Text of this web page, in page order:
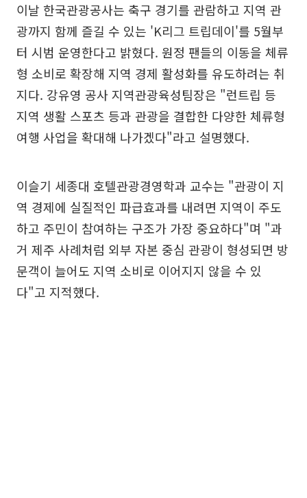
이날 한국관광공사는 축구 경기를 관람하고 지역 관
광까지 함께 즐길 수 있는 'K리그 트립데이'를 5월부
터 시범 운영한다고 밝혔다. 원정 팬들의 이동을 체류
형 소비로 확장해 지역 경제 활성화를 유도하려는 취
지다. 강유영 공사 지역관광육성팀장은 "런트립 등
지역 생활 스포츠 등과 관광을 결합한 다양한 체류형
여행 사업을 확대해 나가겠다"라고 설명했다.
이슬기 세종대 호텔관광경영학과 교수는 "관광이 지
역 경제에 실질적인 파급효과를 내려면 지역이 주도
하고 주민이 참여하는 구조가 가장 중요하다"며 "과
거 제주 사례처럼 외부 자본 중심 관광이 형성되면 방
문객이 늘어도 지역 소비로 이어지지 않을 수 있
다"고 지적했다.